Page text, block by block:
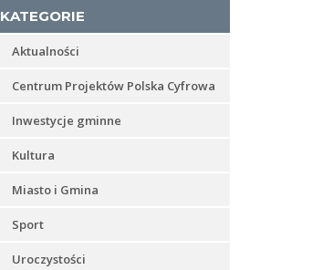
KATEGORIE
Aktualności
Centrum Projektów Polska Cyfrowa
Inwestycje gminne
Kultura
Miasto i Gmina
Sport
Uroczystości